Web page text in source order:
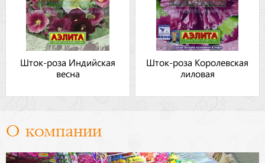
Шток-роза Индийская
весна
Шток-роза Королевская
лиловая
О компании